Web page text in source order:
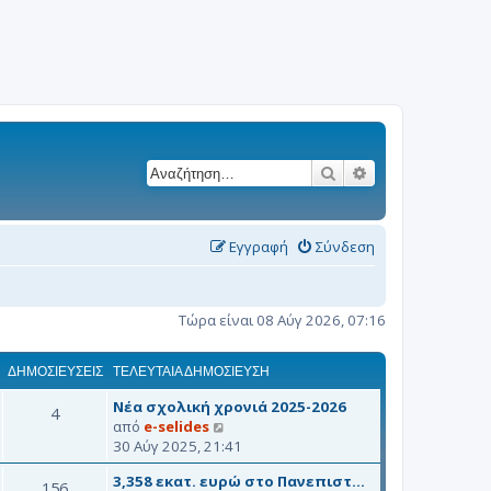
Αναζήτηση
Σύνδεση
Εγγραφή
Τώρα είναι 08 Αύγ 2026, 07:16
ΔΗΜΟΣΙΕΎΣΕΙΣ ΤΕΛΕΥΤΑΊΑ ΔΗΜΟΣΊΕΥΣΗ
4
Νέα σχολική χρονιά 2025-2026
από e-selides
ρ
ο
β
30 Αύγ 2025, 21:41
3,358 εκατ. ευρώ στο Πανεπιστ…